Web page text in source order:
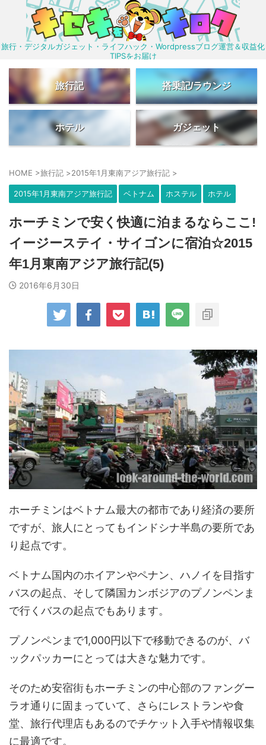
旅行・デジタルガジェット・ライフハック・Wordpressブログ運営＆収益化
TIPSをお届け
旅行記 搭乗記/ラウンジ
ホテル ガジェット
HOME >旅行記 >2015年1月東南アジア旅行記 >
2015年1月東南アジア旅行記 ベトナム ホステル ホテル
ホーチミンで安く快適に泊まるならここ!
イージーステイ・サイゴンに宿泊☆2015
年1月東南アジア旅行記(5)
2016年6月30日
ホーチミンはベトナム最大の都市であり経済の要所
ですが、旅人にとってもインドシナ半島の要所であ
り起点です。
ベトナム国内のホイアンやペナン、ハノイを目指す
バスの起点、そして隣国カンボジアのプノンペンま
で行くバスの起点でもあります。
プノンペンまで1,000円以下で移動できるのが、バ
ックパッカーにとっては大きな魅力です。
そのため安宿街もホーチミンの中心部のファングー
ラオ通りに固まっていて、さらにレストランや食
堂、旅行代理店もあるのでチケット入手や情報収集
に最適です。